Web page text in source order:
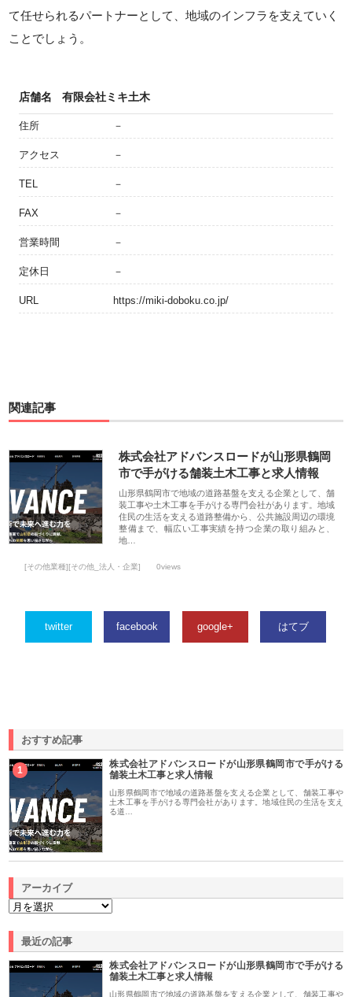
て任せられるパートナーとして、地域のインフラを支えていく
ことでしょう。
店舗名 有限会社ミキ土木
住所 －
アクセス －
TEL －
FAX －
営業時間 －
定休日 －
URL https://miki-doboku.co.jp/
関連記事
株式会社アドバンスロードが山形県鶴岡
市で手がける舗装土木工事と求人情報
山形県鶴岡市で地域の道路基盤を支える企業として、舗
装工事や土木工事を手がける専門会社があります。地域
住民の生活を支える道路整備から、公共施設周辺の環境
整備まで、幅広い工事実績を持つ企業の取り組みと、
地…
[その他業種][その他_法人・企業] 0views
twitter facebook google+ はてブ
おすすめ記事
1
株式会社アドバンスロードが山形県鶴岡市で手がける
舗装土木工事と求人情報
山形県鶴岡市で地域の道路基盤を支える企業として、舗装工事や
土木工事を手がける専門会社があります。地域住民の生活を支え
る道…
アーカイブ
最近の記事
株式会社アドバンスロードが山形県鶴岡市で手がける
舗装土木工事と求人情報
山形県鶴岡市で地域の道路基盤を支える企業として、舗装工事や